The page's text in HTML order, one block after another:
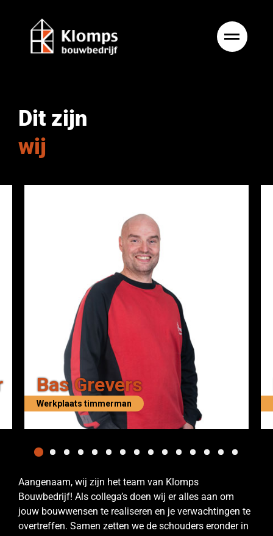
Dit zijn
wij
Bas Grevers
Werkplaats timmerman
Aangenaam, wij zijn het team van Klomps
Bouwbedrijf! Als collega’s doen wij er alles aan om
jouw bouwwensen te realiseren en je verwachtingen te
overtreffen. Samen zetten we de schouders eronder in